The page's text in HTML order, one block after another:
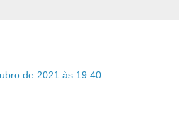
de 2021 às 19:40